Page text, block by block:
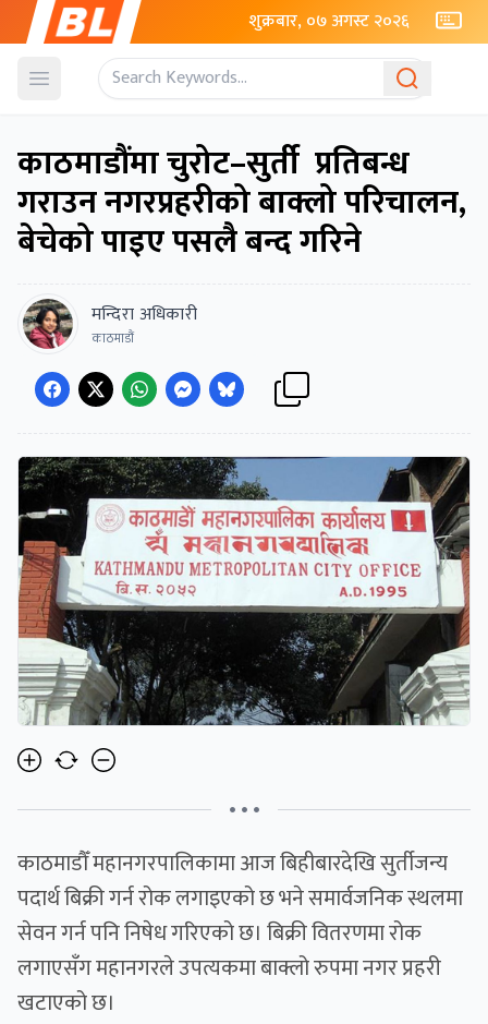
शुक्रबार, ०७ अगस्ट २०२६
Open menu
काठमाडौंमा चुरोट–सुर्ती प्रतिबन्ध
गराउन नगरप्रहरीको बाक्लो परिचालन,
बेचेको पाइए पसलै बन्द गरिने
मन्दिरा अधिकारी
काठमाडौं
• • •
काठमाडौँ महानगरपालिकामा आज बिहीबारदेखि सुर्तीजन्य
पदार्थ बिक्री गर्न रोक लगाइएको छ भने समार्वजनिक स्थलमा
सेवन गर्न पनि निषेध गरिएको छ। बिक्री वितरणमा रोक
लगाएसँग महानगरले उपत्यकमा बाक्लो रुपमा नगर प्रहरी
खटाएको छ।